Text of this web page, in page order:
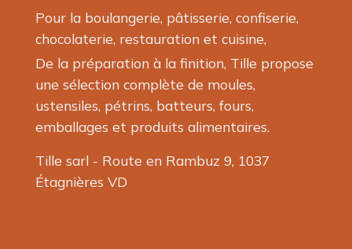
Pour la boulangerie, pâtisserie, confiserie,
chocolaterie, restauration et cuisine,
De la préparation à la finition, Tille propose
une sélection complète de moules,
ustensiles, pétrins, batteurs, fours,
emballages et produits alimentaires.
Tille sarl - Route en Rambuz 9, 1037
Étagnières VD